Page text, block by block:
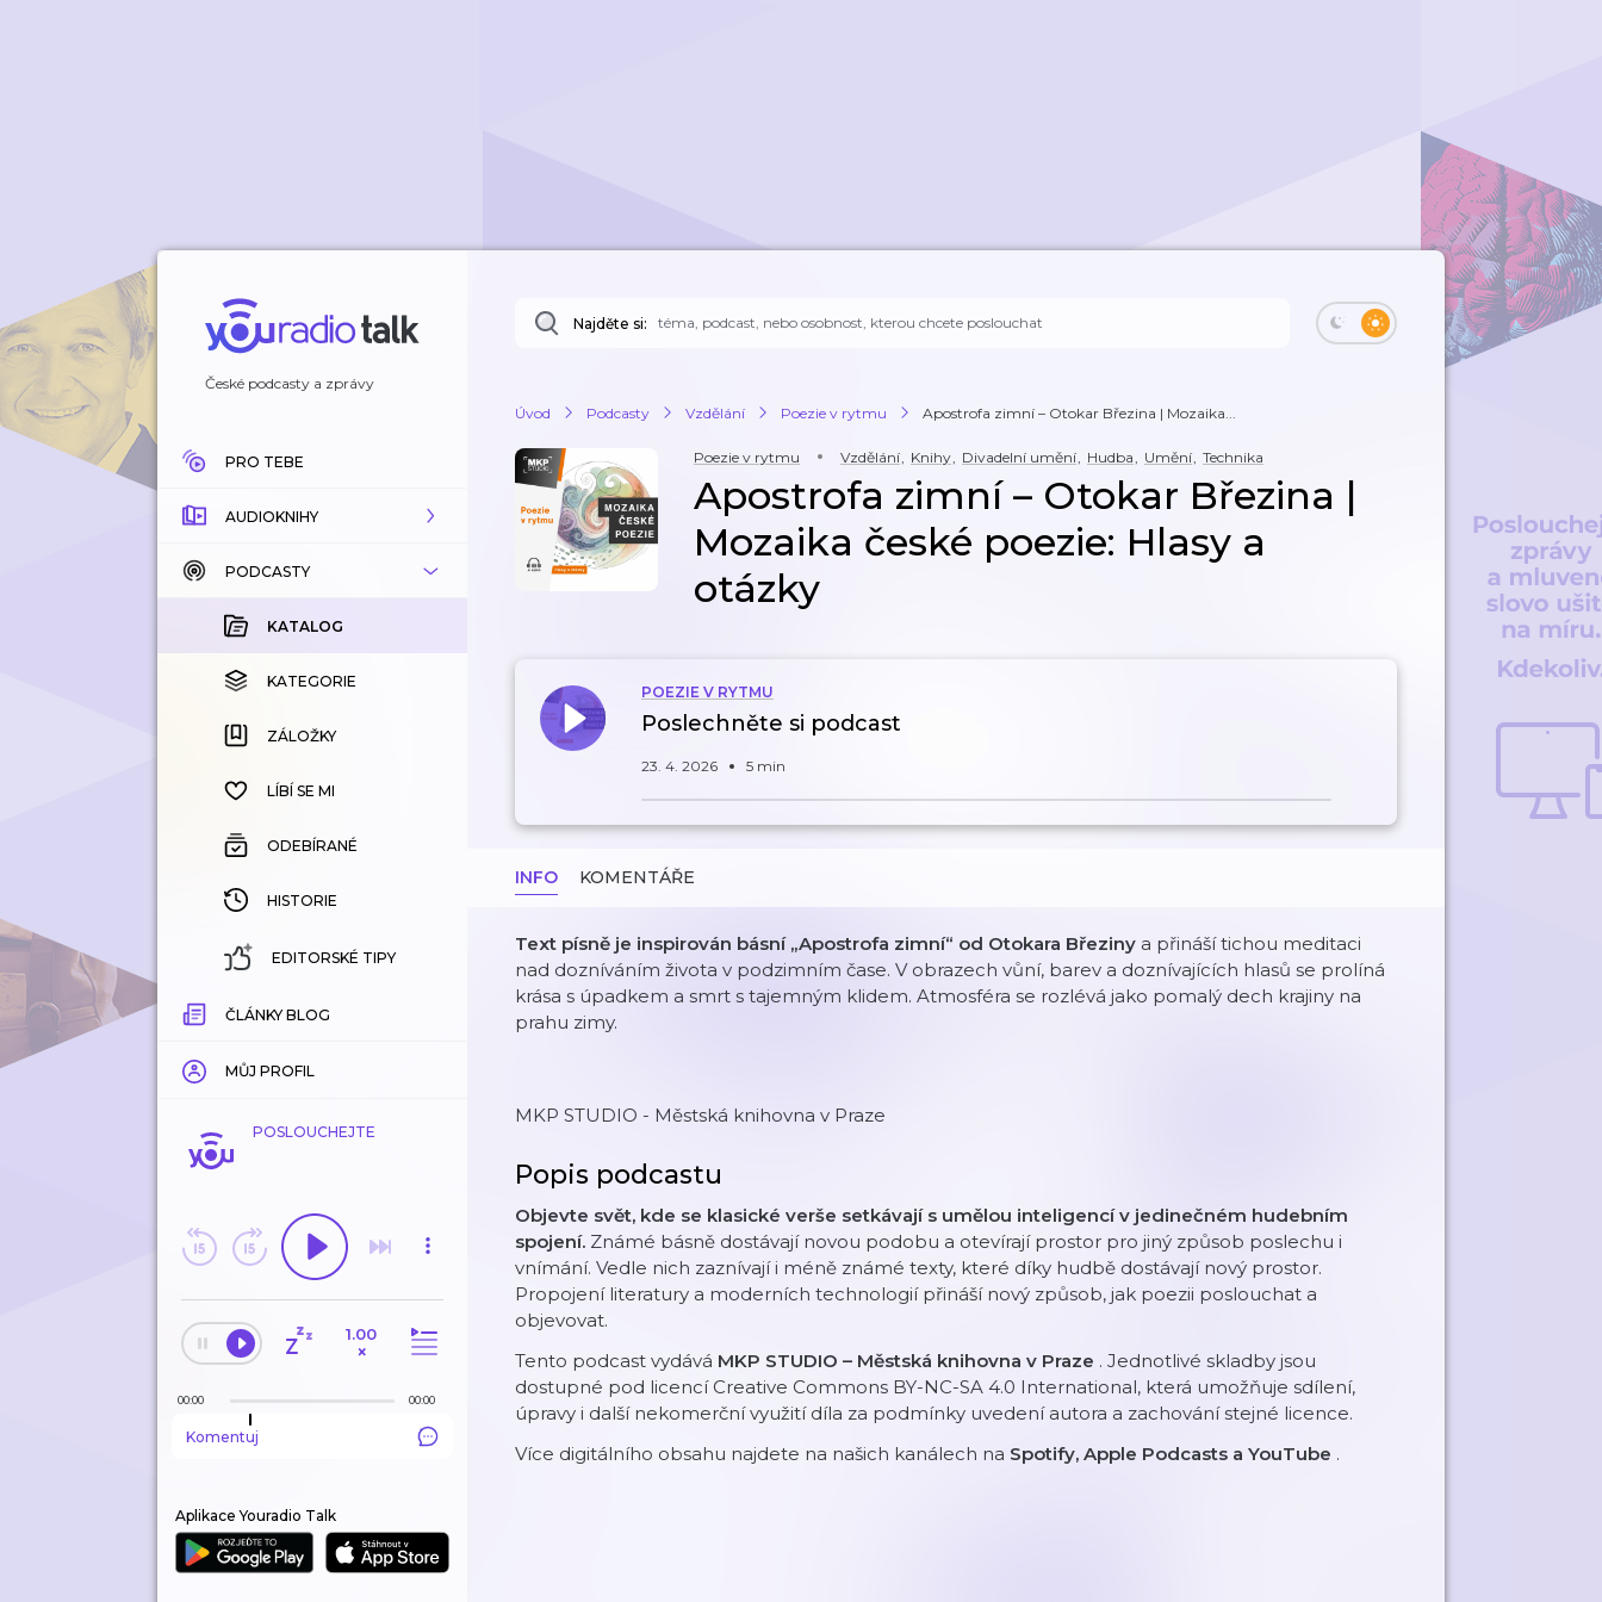
České podcasty a zprávy
PRO TEBE
AUDIOKNIHY
KATALOG
KOUPENÉ
KATEGORIE
ZÁLOŽKY
HISTORIE
PODCASTY
KATALOG
KATEGORIE
ZÁLOŽKY
LÍBÍ SE MI
ODEBÍRANÉ
HISTORIE
EDITORSKÉ TIPY
ČLÁNKY BLOG
MŮJ PROFIL
POSLOUCHEJTE
1.00
×
00:00 00:00
Komentuj
Aplikace Youradio Talk
Najděte si:
Úvod Podcasty Vzdělání Poezie v rytmu Apostrofa zimní – Otokar Březina | Mozaika...
Poezie v rytmu Vzdělání, Knihy, Divadelní umění, Hudba, Umění, Technika
Apostrofa zimní – Otokar Březina |
Mozaika české poezie: Hlasy a
otázky
POEZIE V RYTMU
Poslechněte si podcast
23. 4. 2026 5 min
INFO KOMENTÁŘE
Text písně je inspirován básní „Apostrofa zimní“ od Otokara Březiny a přináší tichou meditaci
nad dozníváním života v podzimním čase. V obrazech vůní, barev a doznívajících hlasů se prolíná
krása s úpadkem a smrt s tajemným klidem. Atmosféra se rozlévá jako pomalý dech krajiny na
prahu zimy.
MKP STUDIO - Městská knihovna v Praze
Popis podcastu
Objevte svět, kde se klasické verše setkávají s umělou inteligencí v jedinečném hudebním
spojení. Známé básně dostávají novou podobu a otevírají prostor pro jiný způsob poslechu i
vnímání. Vedle nich zaznívají i méně známé texty, které díky hudbě dostávají nový prostor.
Propojení literatury a moderních technologií přináší nový způsob, jak poezii poslouchat a
objevovat.
Tento podcast vydává MKP STUDIO – Městská knihovna v Praze . Jednotlivé skladby jsou
dostupné pod licencí Creative Commons BY-NC-SA 4.0 International, která umožňuje sdílení,
úpravy i další nekomerční využití díla za podmínky uvedení autora a zachování stejné licence.
Více digitálního obsahu najdete na našich kanálech na Spotify, Apple Podcasts a YouTube .